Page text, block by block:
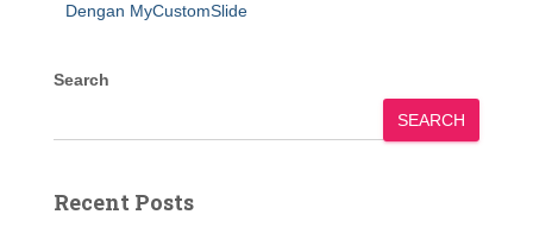
Dengan MyCustomSlide
Search
SEARCH
Recent Posts